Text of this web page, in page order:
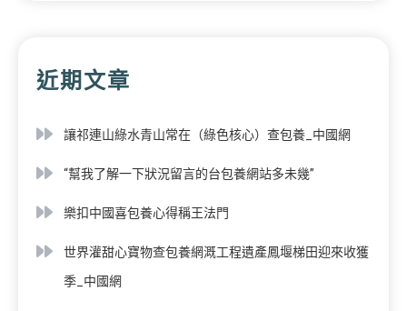
近期文章
讓祁連山綠水青山常在（綠色核心）查包養_中國網
“幫我了解一下狀況留言的台包養網站多未幾”
樂扣中國喜包養心得稱王法門
世界灌甜心寶物查包養網溉工程遺產鳳堰梯田迎來收獲
季_中國網